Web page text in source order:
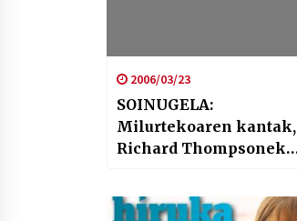
2006/03/23
SOINUGELA:
Milurtekoaren kantak,
Richard Thompsonek